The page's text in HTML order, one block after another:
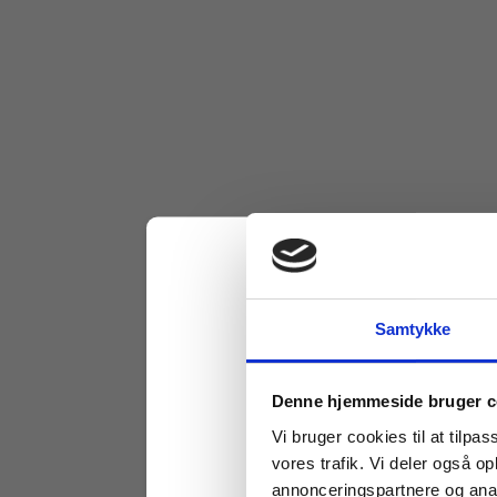
Samtykke
Denne hjemmeside bruger
Vi bruger cookies til at
vores trafik. Vi deler også
annonceringspartnere og
Køb læremidler og find